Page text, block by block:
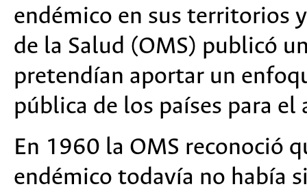
endémico en sus territorios
de la Salud (OMS) publicó
pretendían aportar un
pública de los países para
En 1960 la OMS reconoció
endémico todavía no había